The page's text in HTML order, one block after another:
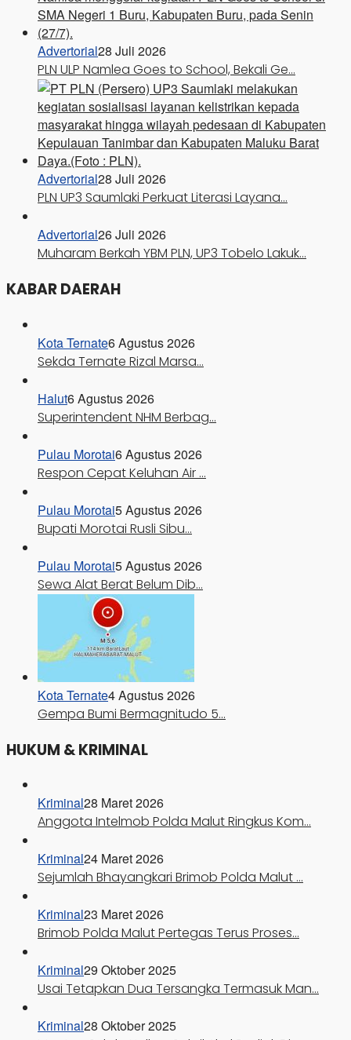
Advertorial28 Juli 2026
PLN ULP Namlea Goes to School, Bekali Ge…
Advertorial28 Juli 2026
PLN UP3 Saumlaki Perkuat Literasi Layana…
Advertorial26 Juli 2026
Muharam Berkah YBM PLN, UP3 Tobelo Lakuk…
KABAR DAERAH
Kota Ternate6 Agustus 2026
Sekda Ternate Rizal Marsa…
Halut6 Agustus 2026
Superintendent NHM Berbag…
Pulau Morotai6 Agustus 2026
Respon Cepat Keluhan Air …
Pulau Morotai5 Agustus 2026
Bupati Morotai Rusli Sibu…
Pulau Morotai5 Agustus 2026
Sewa Alat Berat Belum Dib…
Kota Ternate4 Agustus 2026
Gempa Bumi Bermagnitudo 5…
HUKUM & KRIMINAL
Kriminal28 Maret 2026
Anggota Intelmob Polda Malut Ringkus Kom…
Kriminal24 Maret 2026
Sejumlah Bhayangkari Brimob Polda Malut …
Kriminal23 Maret 2026
Brimob Polda Malut Pertegas Terus Proses…
Kriminal29 Oktober 2025
Usai Tetapkan Dua Tersangka Termasuk Man…
Kriminal28 Oktober 2025